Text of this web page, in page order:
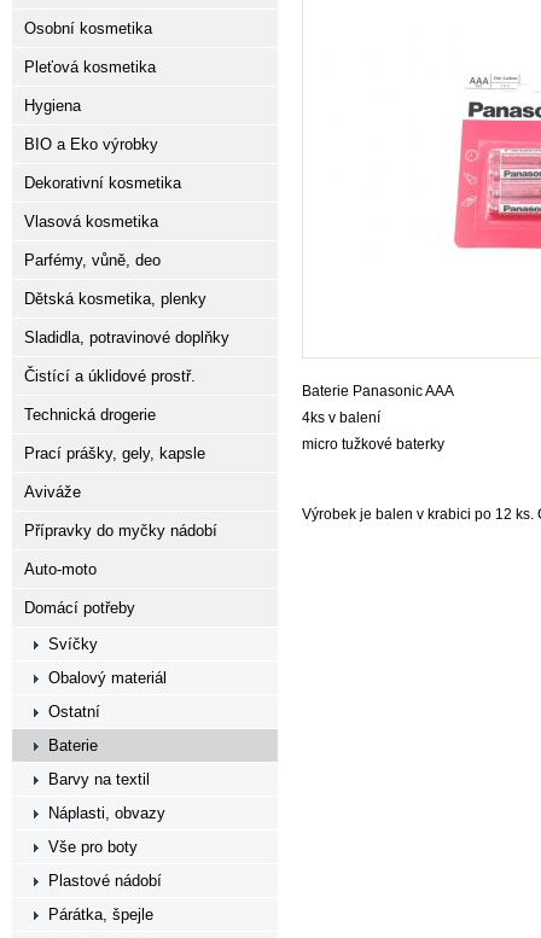
Baterie Panasonic AAA
4ks v balení
micro tužkové baterky
Výrobek je balen v krabici po 12
Osobní kosmetika
Pleťová kosmetika
Hygiena
BIO a Eko výrobky
Dekorativní kosmetika
Vlasová kosmetika
Parfémy, vůně, deo
Dětská kosmetika, plenky
Sladidla, potravinové doplňky
Čistící a úklidové prostř.
Technická drogerie
Prací prášky, gely, kapsle
Aviváže
Přípravky do myčky nádobí
Auto-moto
Domácí potřeby
Svíčky
Obalový materiál
Ostatní
Baterie
Barvy na textil
Náplasti, obvazy
Vše pro boty
Plastové nádobí
Párátka, špejle